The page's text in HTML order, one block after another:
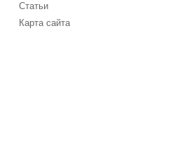
Статьи
Карта сайта